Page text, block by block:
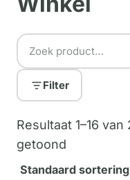
Filter
Resultaat 1–16
getoond